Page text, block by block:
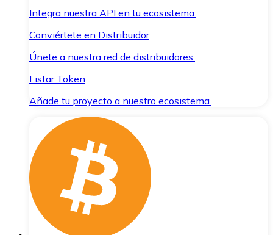
Integra nuestra API en tu ecosistema.
Conviértete en Distribuidor
Únete a nuestra red de distribuidores.
Listar Token
Añade tu proyecto a nuestro ecosistema.